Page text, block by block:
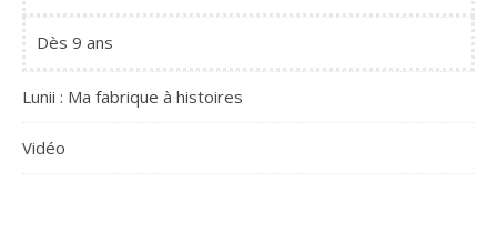
Dès 9 ans
Lunii : Ma fabrique à histoires
Vidéo